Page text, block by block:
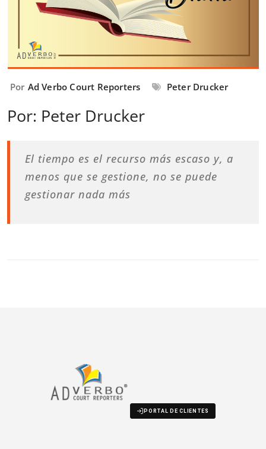
Por Ad Verbo Court Reporters Peter Drucker
Por: Peter Drucker
El tiempo es el recurso más escaso y, a
menos que se gestione, no se puede
gestionar nada más
PORTAL DE CLIENTES